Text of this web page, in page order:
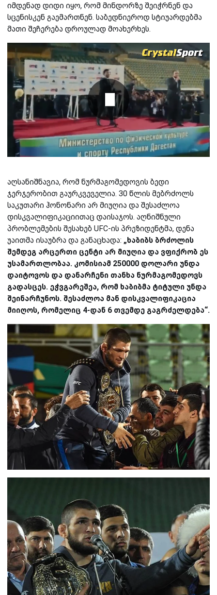
იმდენად დიდი იყო, რომ მინდორზე შეიჭრნენ და
სცენისკენ გაემართნენ. საბედნიეროდ სტიუარდებმა
მათი შეჩერება დროულად მოახერხეს.
აღსანიშნავია, რომ ნურმაგომედოვის ბედი
ჯერჯერობით გაურკვეველია. 30 წლის მებრძოლს
საკუთარი ჰონონარი არ მიუღია და შესაძლოა
დისკვალიფიკაციითაც დაისაჯოს. აღნიშნული
პრობლემების შესახებ UFC-ის პრეზიდენტმა, დენა
უაითმა ისაუბრა და განაცხადა: „ხაბიბს ბრძოლის
შემდეგ არცერთი ცენტი არ მიუღია და ვფიქრობ ეს
უსამართლობაა. კომისიამ 250000 დოლარი უნდა
დაიტოვოს და დანარჩენი თანხა ნურმაგომედოვს
გადასცეს. ეჭვგარეშეა, რომ ხაბიბმა ტიტული უნდა
შეინარჩუნოს. შესაძლოა მან დისკვალიფიკაცია
მიიღოს, რომელიც 4-დან 6 თვემდე გაგრძელდება“.